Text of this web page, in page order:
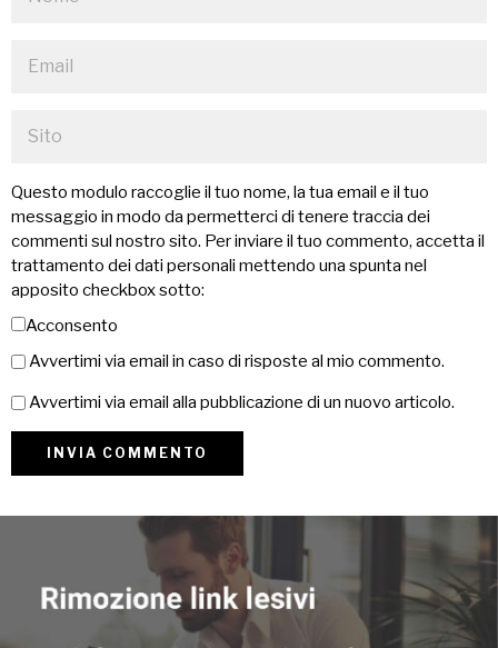
Questo modulo raccoglie il tuo nome, la tua email e il tuo
messaggio in modo da permetterci di tenere traccia dei
commenti sul nostro sito. Per inviare il tuo commento, accetta il
trattamento dei dati personali mettendo una spunta nel
apposito checkbox sotto:
Acconsento
Avvertimi via email in caso di risposte al mio commento.
Avvertimi via email alla pubblicazione di un nuovo articolo.